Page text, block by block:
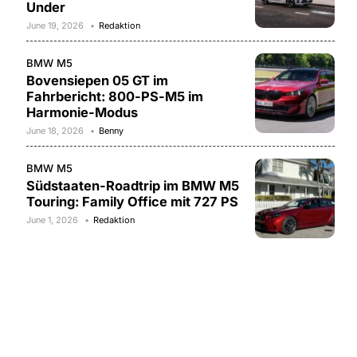
Under
June 19, 2026 Redaktion
BMW M5
Bovensiepen 05 GT im
Fahrbericht: 800-PS-M5 im
Harmonie-Modus
June 18, 2026 Benny
BMW M5
Südstaaten-Roadtrip im BMW M5
Touring: Family Office mit 727 PS
June 1, 2026 Redaktion